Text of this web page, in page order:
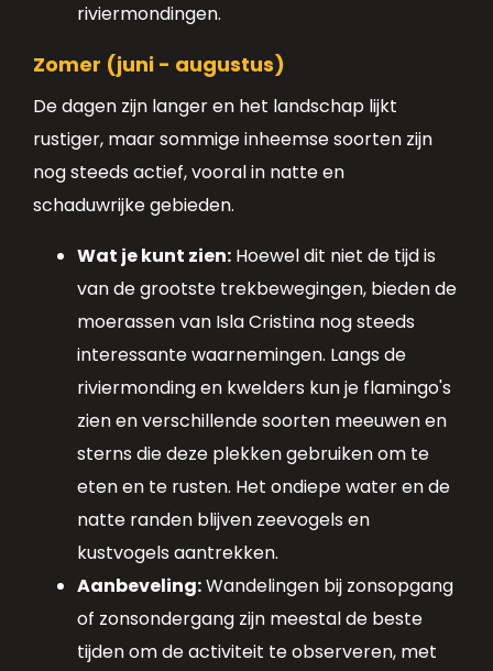
riviermondingen.
Zomer (juni - augustus)
De dagen zijn langer en het landschap lijkt
rustiger, maar sommige inheemse soorten zijn
nog steeds actief, vooral in natte en
schaduwrijke gebieden.
Wat je kunt zien: Hoewel dit niet de tijd is
van de grootste trekbewegingen, bieden de
moerassen van Isla Cristina nog steeds
interessante waarnemingen. Langs de
riviermonding en kwelders kun je flamingo's
zien en verschillende soorten meeuwen en
sterns die deze plekken gebruiken om te
eten en te rusten. Het ondiepe water en de
natte randen blijven zeevogels en
kustvogels aantrekken.
Aanbeveling:Wandelingen bij zonsopgang
of zonsondergang zijn meestal de beste
tijden om de activiteit te observeren, met